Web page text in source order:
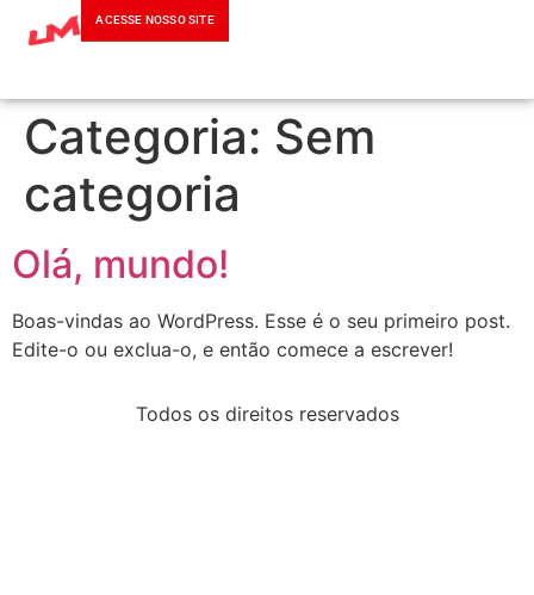
ACESSE NOSSO SITE
Categoria: Sem
categoria
Olá, mundo!
Boas-vindas ao WordPress. Esse é o seu primeiro post.
Edite-o ou exclua-o, e então comece a escrever!
Todos os direitos reservados